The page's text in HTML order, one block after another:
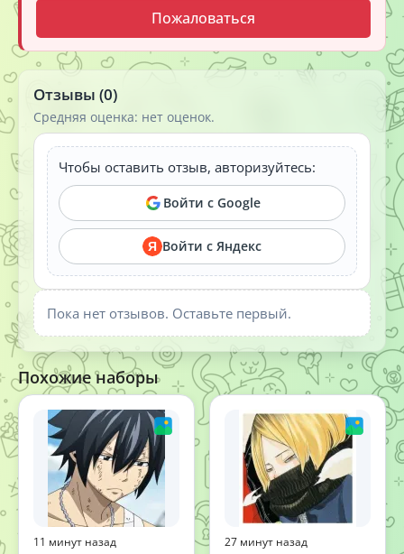
Пожаловаться
Отзывы (0)
Средняя оценка: нет оценок.
Чтобы оставить отзыв, авторизуйтесь:
Войти с Google
Я Войти с Яндекс
Пока нет отзывов. Оставьте первый.
Похожие наборы
11 минут назад 27 минут назад